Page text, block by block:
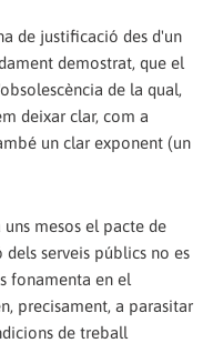
de justificació des d'un
demostrat, que el
de la qual,
deixar clar, com a
un clar exponent (un
mesos el pacte de
serveis públics no es
fonamenta en el
precisament, a parasitar
de treball